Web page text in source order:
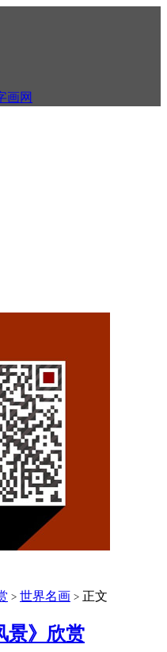
画网
> 世界名画 > 正文
景》欣赏